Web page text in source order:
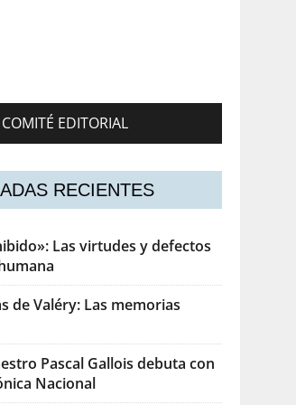
COMITÉ EDITORIAL
RECIENTES
Las virtudes y defectos
de Valéry: Las memorias
Pascal Gallois debuta con
Nacional